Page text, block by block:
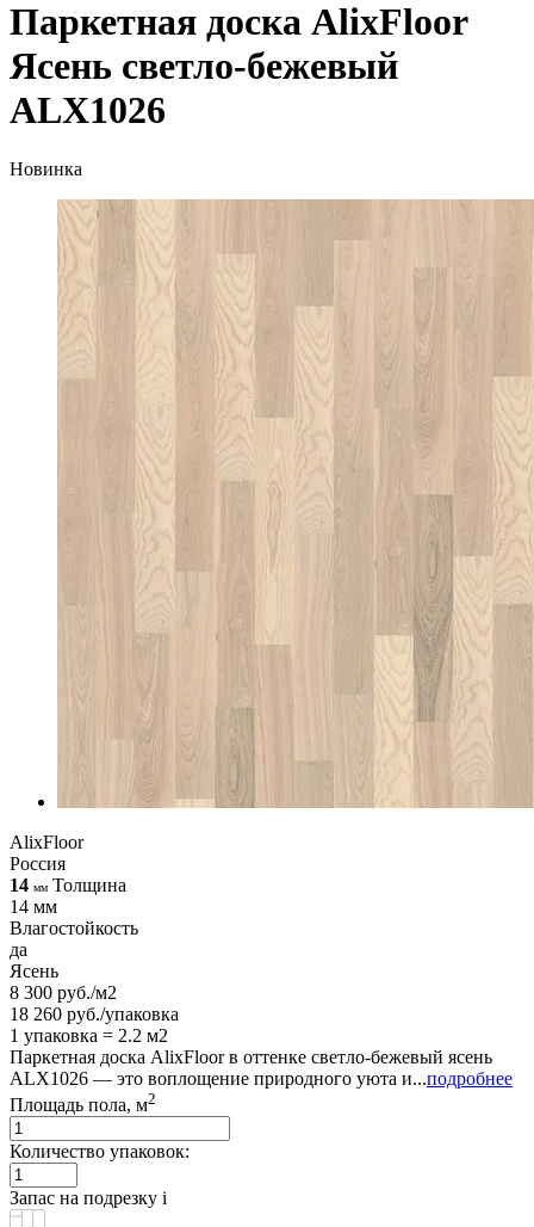
Паркетная доска AlixFloor
Ясень светло-бежевый
ALX1026
Новинка
AlixFloor
Россия
14 мм Толщина
14 мм
Влагостойкость
да
Ясень
8 300 руб./м2
18 260 руб./упаковка
1 упаковка = 2.2 м2
Паркетная доска AlixFloor в оттенке светло-бежевый ясень
ALX1026 — это воплощение природного уюта и...подробнее
Площадь пола, м2
Количество упаковок:
Запас на подрезку i